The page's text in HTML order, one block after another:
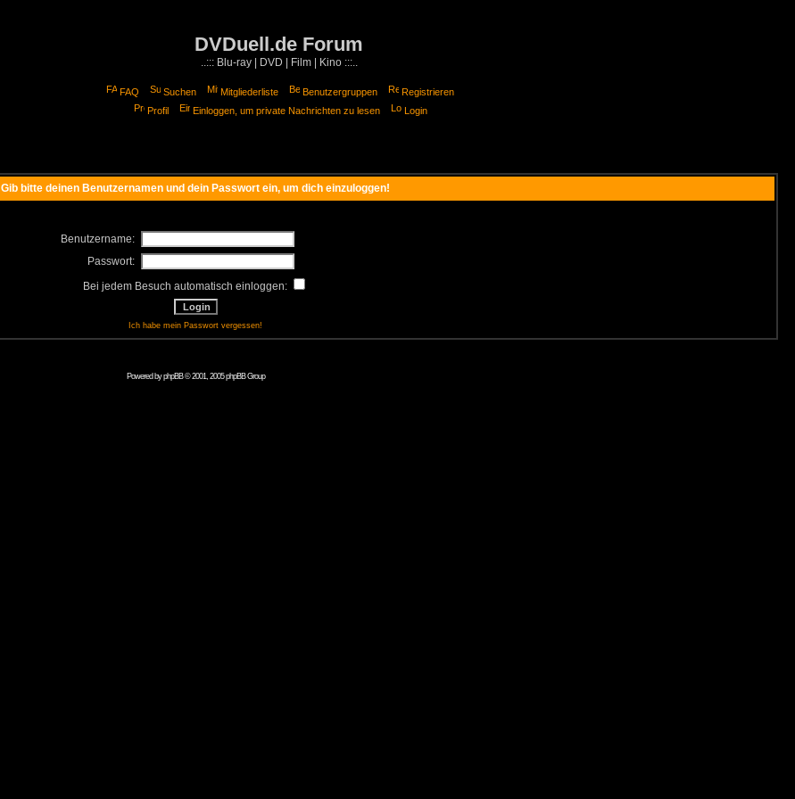
DVDuell.de Forum
..::: Blu-ray | DVD | Film | Kino :::..
FAQ Suchen Mitgliederliste Benutzergruppen
Registrieren
Profil
Einloggen, um private Nachrichten zu lesen Login
Gib bitte deinen Benutzernamen und dein Passwort ein, um dich einzuloggen!
Benutzername:
Passwort:
Bei jedem Besuch automatisch einloggen:
Ich habe mein Passwort vergessen!
Powered byphpBB© 2001, 2005 phpBB Group